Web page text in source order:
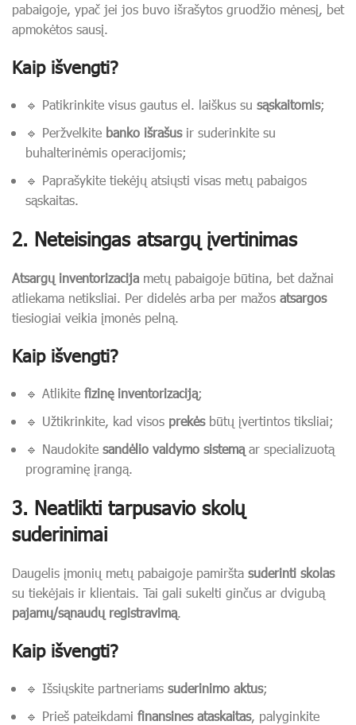
pabaigoje, ypač jei jos buvo išrašytos gruodžio mėnesį, bet
apmokėtos sausį.
Kaip išvengti?
🔹 Patikrinkite visus gautus el. laiškus su sąskaitomis;
🔹 Peržvelkite banko išrašusir suderinkite su
buhalterinėmis operacijomis;
🔹 Paprašykite tiekėjų atsiųsti visas metų pabaigos
sąskaitas.
2. Neteisingas atsargų įvertinimas
Atsargų inventorizacija metų pabaigoje būtina, bet dažnai
atliekama netiksliai. Per didelės arba per mažos atsargos
tiesiogiai veikia įmonės pelną.
Kaip išvengti?
🔹 Atlikite fizinę inventorizaciją;
🔹 Užtikrinkite, kad visos prekėsbūtų įvertintos tiksliai;
🔹 Naudokite sandėlio valdymo sistemą ar specializuotą
programinę įrangą.
3. Neatlikti tarpusavio skolų
suderinimai
Daugelis įmonių metų pabaigoje pamiršta suderinti skolas
su tiekėjais ir klientais. Tai gali sukelti ginčus ar dvigubą
pajamų/sąnaudų registravimą.
Kaip išvengti?
🔹 Išsiųskite partneriams suderinimo aktus;
🔹 Prieš pateikdami finansines ataskaitas, palyginkite